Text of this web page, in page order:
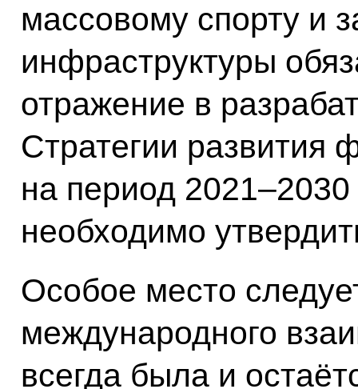
массовому спорту и
инфраструктуры
отражение в
Стратегии развития
на период 2021–2030
необходимо
Особое место
международного
всегда была и